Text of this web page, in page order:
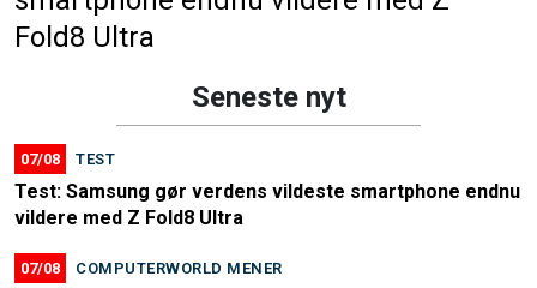
Fold8 Ultra
Seneste nyt
07/08 TEST
Test: Samsung gør verdens vildeste smartphone endnu
vildere med Z Fold8 Ultra
07/08 COMPUTERWORLD MENER